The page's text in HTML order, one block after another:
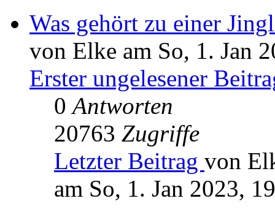
Was gehört zu einer
von Elke am So, 1. Jan
Erster ungelesener
0Antworten
20763 Zugriffe
Letzter Beitrag von
am So, 1. Jan 2023,